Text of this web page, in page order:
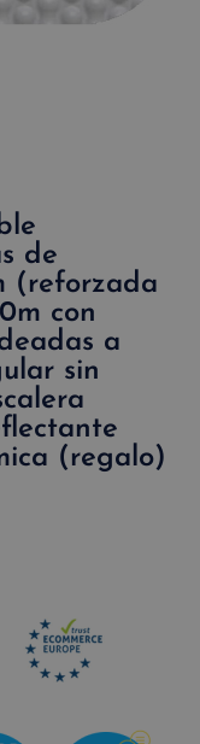
de
(reforzada
con
a
sin
(regalo)